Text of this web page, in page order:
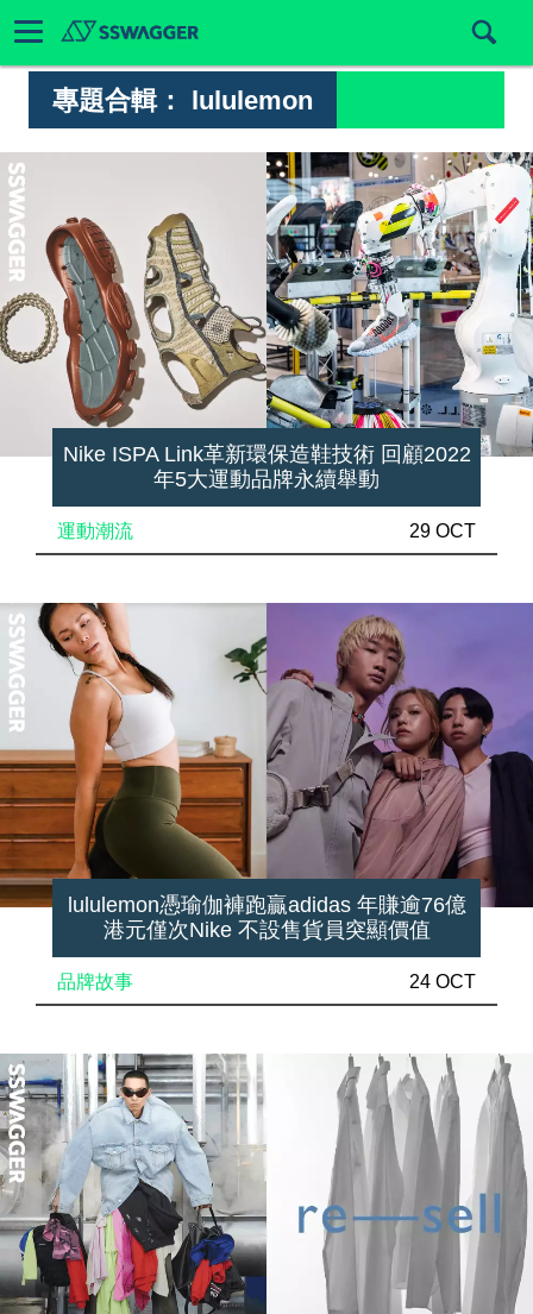
專題合輯： lululemon
Nike ISPA Link革新環保造鞋技術 回顧2022
年5大運動品牌永續舉動
運動潮流 29 OCT
lululemon憑瑜伽褲跑贏adidas 年賺逾76億
港元僅次Nike 不設售貨員突顯價值
品牌故事 24 OCT